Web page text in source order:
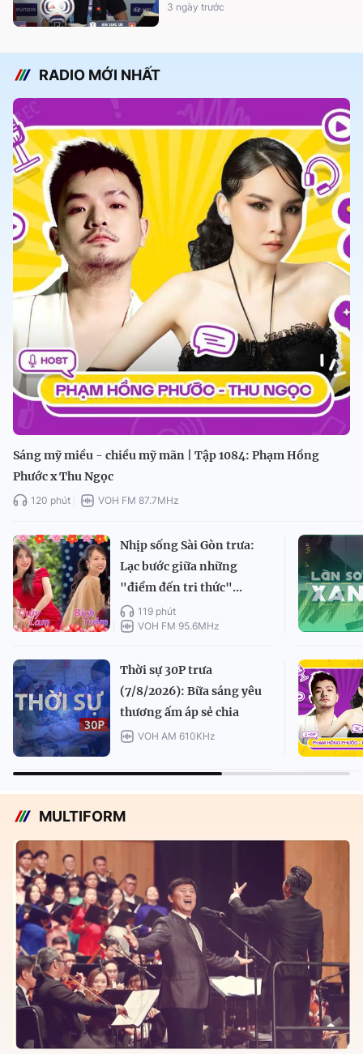
3 ngày trước
RADIO MỚI NHẤT
Sáng mỹ miều - chiều mỹ mãn | Tập 1084: Phạm Hồng
Phước x Thu Ngọc
120 phút VOH FM 87.7MHz
Nhịp sống Sài Gòn trưa:
Lạc bước giữa những
"điểm đến tri thức"...
119 phút
VOH FM 95.6MHz
Thời sự 30P trưa
(7/8/2026): Bữa sáng yêu
thương ấm áp sẻ chia
VOH AM 610KHz
MULTIFORM